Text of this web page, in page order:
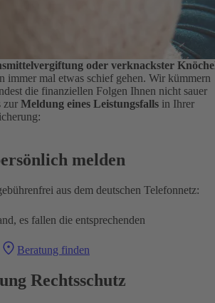
oder verknackster
immer mal etwas schief gehen. Wir kümmern
die finanziellen Folgen Ihnen nicht sauer
zur Meldung eines Leistungsfalls in Ihrer
melden
aus dem deutschen Telefonnetz:
es fallen die entsprechenden
Beratung finden
Rechtsschutz